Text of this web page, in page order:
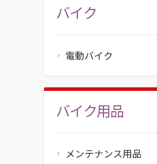
バイク
電動バイク
バイク用品
メンテナンス用品